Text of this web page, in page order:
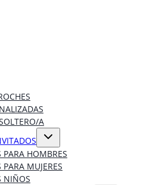
A
Alternar
hijo
PARA HOMBRES
PARA MUJERES
NIÑOS